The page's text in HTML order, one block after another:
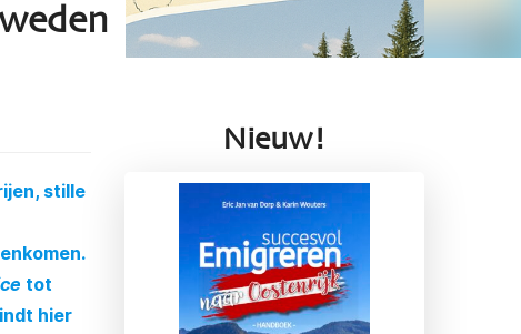
stille
tot
hier
Nieuw!